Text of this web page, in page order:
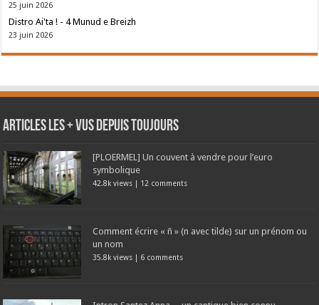
25 juin 2026
Distro Ai'ta ! - 4 Munud e Breizh
23 juin 2026
Articles les + vus depuis toujours
[PLOERMEL] Un couvent à vendre pour l’euro
symbolique
42.8k views | 12 comments
Comment écrire « ñ » (n avec tilde) sur un prénom ou
un nom
35.8k views | 6 comments